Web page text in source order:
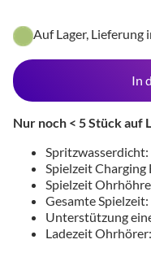
Auf Lager, Lieferung
In
Nur noch < 5 Stück auf
Spielzeit Charging
Spielzeit
Gesamte
Unterstützung
Ladezeit